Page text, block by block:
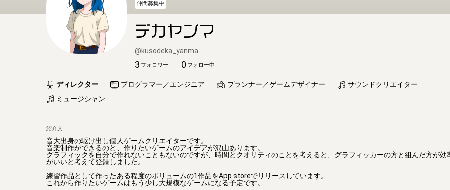
仲間募集中
デカヤンマ
@kusodeka_yanma
3 フォロワー 0 フォロー中
ディレクター プログラマー／エンジニア プランナー／ゲームデザイナー
サウンドクリエイター
ミュージシャン
紹介文
音大出身の駆け出し個人ゲームクリエイターです。
音楽制作ができるのと、作りたいゲームのアイデアが沢山あります。
グラフィックを自分で作れないこともないのですが、時間とクオリティのことを考えると、グラフィッカーの方と組んだ方が効
がいいと考えて登録しました。
練習作品として作ったある程度のボリュームの1作品をApp storeでリリースしています。
これから作りたいゲームはもう少し大規模なゲームになる予定です。